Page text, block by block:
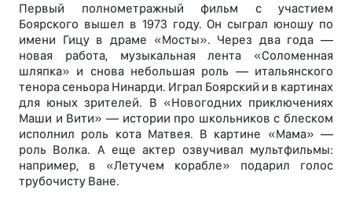
Первый полнометражный фильм с участием
Боярского вышел в 1973 году. Он сыграл юношу по
имени Гицу в драме «Мосты». Через два года —
новая работа, музыкальная лента «Соломенная
шляпка» и снова небольшая роль — итальянского
тенора сеньора Нинарди. Играл Боярский и в картинах
для юных зрителей. В «Новогодних приключениях
Маши и Вити» — истории про школьников с блеском
исполнил роль кота Матвея. В картине «Мама» —
роль Волка. А еще актер озвучивал мультфильмы:
например, в «Летучем корабле» подарил голос
трубочисту Ване.